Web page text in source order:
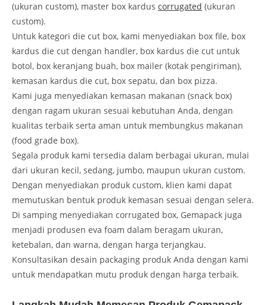
(ukuran custom), master box kardus corrugated (ukuran
custom).
Untuk kategori die cut box, kami menyediakan box file, box
kardus die cut dengan handler, box kardus die cut untuk
botol, box keranjang buah, box mailer (kotak pengiriman),
kemasan kardus die cut, box sepatu, dan box pizza.
Kami juga menyediakan kemasan makanan (snack box)
dengan ragam ukuran sesuai kebutuhan Anda, dengan
kualitas terbaik serta aman untuk membungkus makanan
(food grade box).
Segala produk kami tersedia dalam berbagai ukuran, mulai
dari ukuran kecil, sedang, jumbo, maupun ukuran custom.
Dengan menyediakan produk custom, klien kami dapat
memutuskan bentuk produk kemasan sesuai dengan selera.
Di samping menyediakan corrugated box, Gemapack juga
menjadi produsen eva foam dalam beragam ukuran,
ketebalan, dan warna, dengan harga terjangkau.
Konsultasikan desain packaging produk Anda dengan kami
untuk mendapatkan mutu produk dengan harga terbaik.